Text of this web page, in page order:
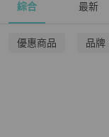
綜合 最新
優惠商品 品牌